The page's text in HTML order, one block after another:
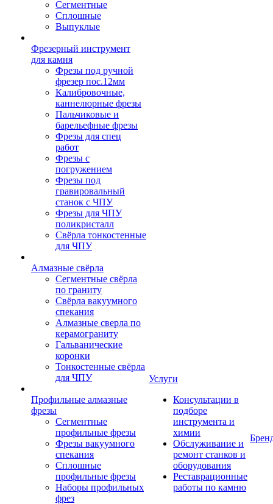
Сегментные
Сплошные
Выпуклые
Фрезерный инструмент
для камня
Фрезы под ручной
фрезер пос.12мм
Калибровочные,
каннелюрные фрезы
Пальчиковые и
барельефные фрезы
Фрезы для спец
работ
Фрезы с
погружением
Фрезы под
гравировальный
станок с ЧПУ
Фрезы для ЧПУ
поликристалл
Свёрла тонкостенные
для ЧПУ
Алмазные свёрла
Сегментные свёрла
по граниту
Свёрла вакуумного
спекания
Алмазные сверла по
керамограниту
Гальванические
коронки
Тонкостенные свёрла
для ЧПУ
Профильные алмазные
фрезы
Сегментные
профильные фрезы
Фрезы вакуумного
спекания
Сплошные
профильные фрезы
Наборы профильных
фрез
Услуги
Консультации в
подборе
инструмента и
химии
Обслуживание и
ремонт станков и
оборудования
Реставрационные
работы по камню